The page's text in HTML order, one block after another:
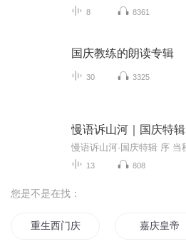
8 8361
国庆教练的朗读专辑
30 3325
慢语诉山河｜国庆特辑
13 808
您是不是在找：
重生西门庆 嘉庆皇帝